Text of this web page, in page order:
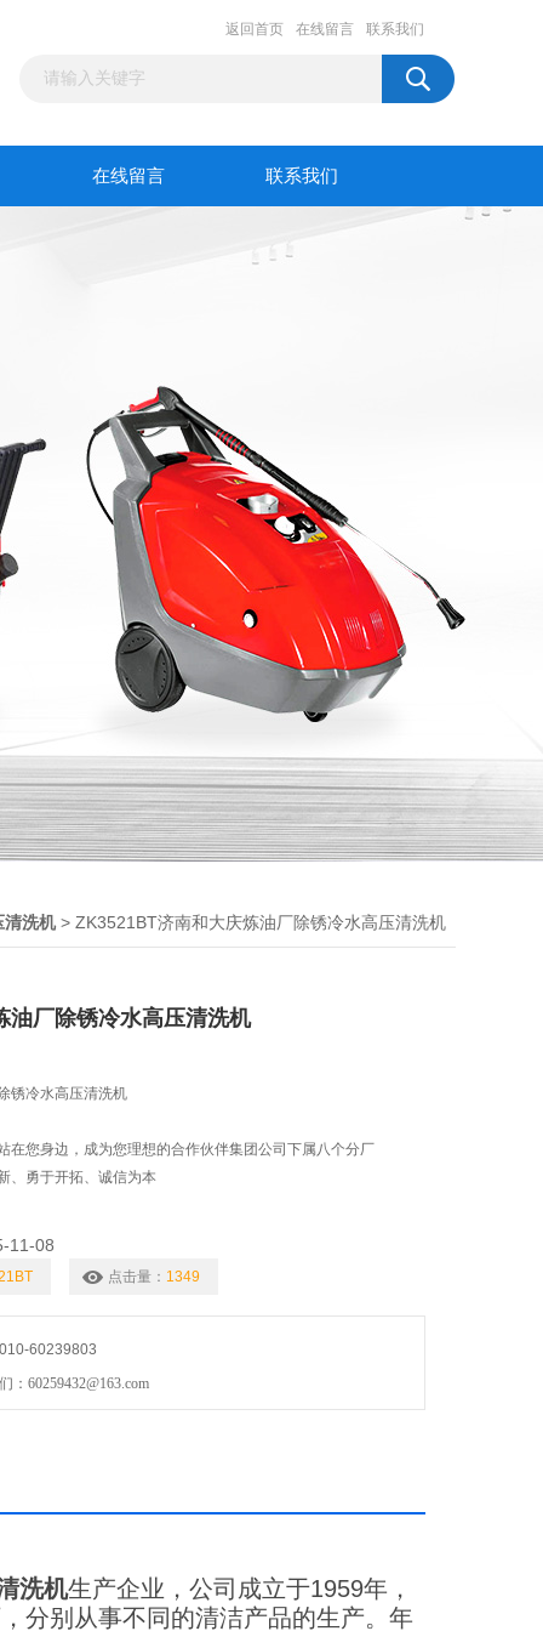
返回首页 在线留言 联系我们
在线留言 联系我们
清洗机> ZK3521BT济南和大庆炼油厂除锈冷水高压清洗机
油厂除锈冷水高压清洗机
锈冷水高压清洗机
在您身边，成为您理想的合作伙伴集团公司下属八个分厂
、勇于开拓、诚信为本
11-08
点击量： 1349
60239803
：60259432@163.com
洗机生产企业，公司成立于1959年，
分别从事不同的清洁产品的生产。年